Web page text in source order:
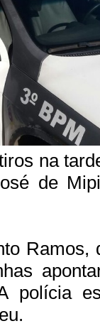
na
de
Ramos,
polícia